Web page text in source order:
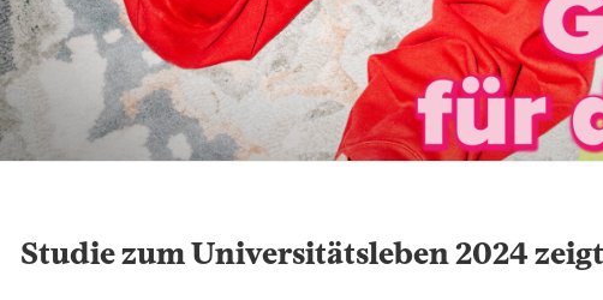
Studie zum Universitätsleben 2024